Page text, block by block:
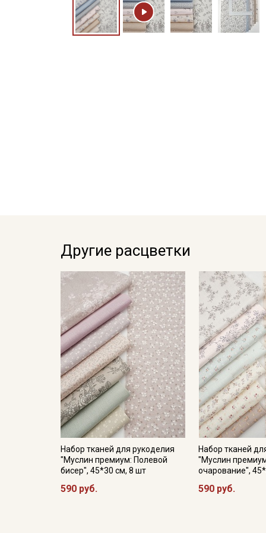
Другие расцветки
Набор тканей для рукоделия
"Муслин премиум: Полевой
бисер", 45*30 см, 8 шт
590 руб.
Набор тканей
"Муслин
очарование",
590 руб.